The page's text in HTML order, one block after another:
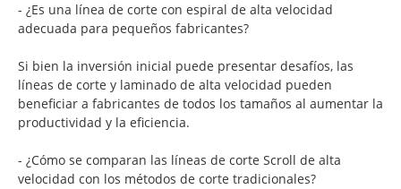
- ¿Es una línea de corte con espiral de alta velocidad
adecuada para pequeños fabricantes?
Si bien la inversión inicial puede presentar desafíos, las
líneas de corte y laminado de alta velocidad pueden
beneficiar a fabricantes de todos los tamaños al aumentar la
productividad y la eficiencia.
- ¿Cómo se comparan las líneas de corte Scroll de alta
velocidad con los métodos de corte tradicionales?